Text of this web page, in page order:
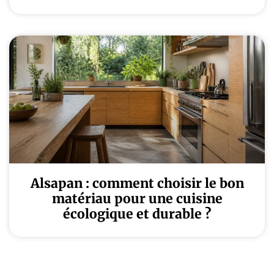
Alsapan : comment choisir le bon
matériau pour une cuisine
écologique et durable ?